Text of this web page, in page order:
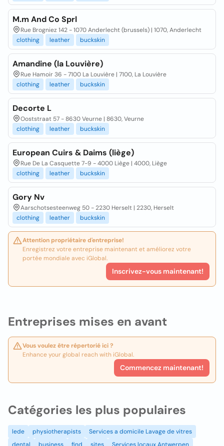
Entreprises mises en avant
Vous voulez être répertorié ici ?
Enhance your global reach with iGlobal.
Commencez maintenant!
M.m And Co Sprl
Rue Brogniez 142 - 1070 Anderlecht (brussels) | 1070, Anderlecht
clothing
leather buckskin
Amandine (la Louvière)
Rue Hamoir 36 - 7100 La Louvière | 7100, La Louvière
clothing
leather buckskin
Decorte L
Ooststraat 57 - 8630 Veurne | 8630, Veurne
clothing
leather buckskin
European Cuirs & Daims (liège)
Rue De La Casquette 7-9 - 4000 Liège | 4000, Liège
clothing
leather buckskin
Gory Nv
Aarschotsesteenweg 50 - 2230 Herselt | 2230, Herselt
clothing
leather buckskin
Attention propriétaire d'entreprise!
Enregistrez votre entreprise maintenant et améliorez votre
portée mondiale avec iGlobal.
Inscrivez-vous maintenant!
Catégories les plus populaires
lede physiotherapists
Services a domicile Lavage de vitres